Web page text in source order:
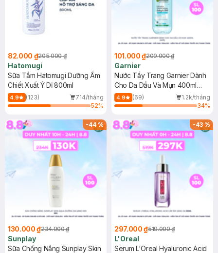
82.000 ₫205.000 ₫
Hatomugi
Sữa Tắm Hatomugi Dưỡng Ẩm
Chiết Xuất Ý Dĩ 800ml
4.9 (123)
714/tháng
52%
101.000 ₫209.000 ₫
Garnier
Nước Tẩy Trang Garnier Dành
Cho Da Dầu Và Mụn 400ml
(Mới)
4.9 (69)
1.2k/tháng
34%
-44%
130.000 ₫234.000 ₫
Sunplay
Sữa Chống Nắng Sunplay Skin
-43%
297.000 ₫519.000 ₫
L'Oreal
Serum L'Oreal Hyaluronic Acid